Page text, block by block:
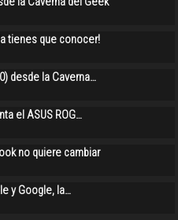
tienes que conocer!
desde la Caverna…
el ASUS ROG…
no quiere cambiar
y Google, la…